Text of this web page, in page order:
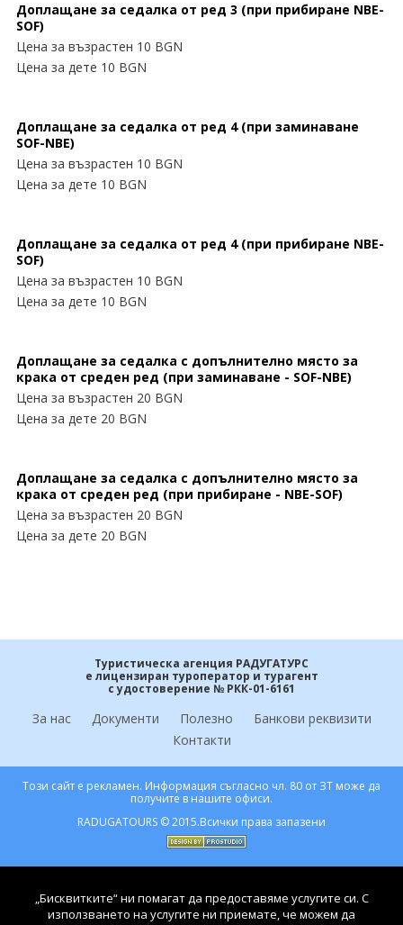
Доплащане за седалка от ред 3 (при прибиране NBE-
SOF)
Цена за възрастен 10 BGN
Цена за дете 10 BGN
Доплащане за седалка от ред 4 (при заминаване
SOF-NBE)
Цена за възрастен 10 BGN
Цена за дете 10 BGN
Доплащане за седалка от ред 4 (при прибиране NBE-
SOF)
Цена за възрастен 10 BGN
Цена за дете 10 BGN
Доплащане за седалка с допълнително място за
крака от среден ред (при заминаванe - SOF-NBE)
Цена за възрастен 20 BGN
Цена за дете 20 BGN
Доплащане за седалка с допълнително място за
крака от среден ред (при прибиране - NBE-SOF)
Цена за възрастен 20 BGN
Цена за дете 20 BGN
Туристическа агенция РАДУГАТУРС
е лицензиран туроператор и турагент
с удостоверение № РКК-01-6161
За нас Документи Полезно
Банкови реквизити
Контакти
Този сайт е рекламен. Информация съгласно чл. 80 от ЗТ може да
получите в нашите офиси.
RADUGATOURS © 2015.Всички права запазени
„Бисквитките“ ни помагат да предоставяме услугите си. С
използването на услугите ни приемате, че можем да